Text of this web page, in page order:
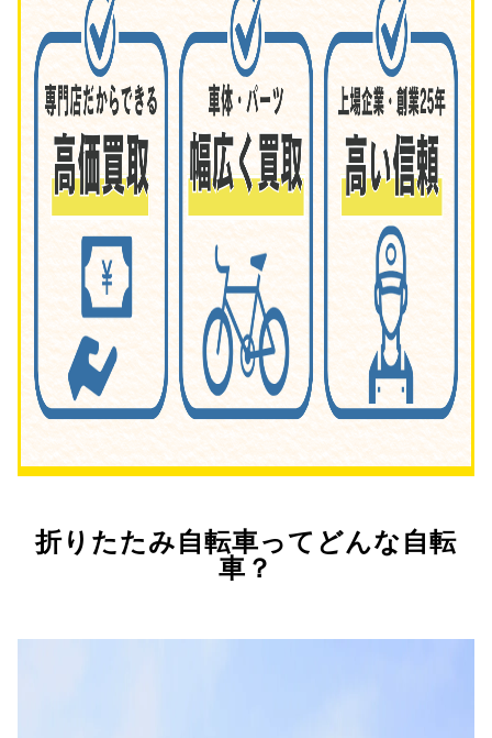
折りたたみ自転車ってどんな自転
車？